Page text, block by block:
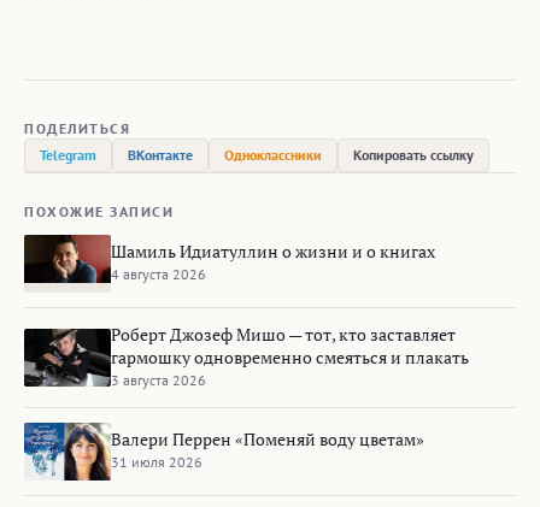
ПОДЕЛИТЬСЯ
Telegram
ВКонтакте Одноклассники Копировать ссылку
ПОХОЖИЕ ЗАПИСИ
Шамиль Идиатуллин о жизни и о книгах
4 августа 2026
Роберт Джозеф Мишо — тот, кто заставляет
гармошку одновременно смеяться и плакать
3 августа 2026
Валери Перрен «Поменяй воду цветам»
31 июля 2026